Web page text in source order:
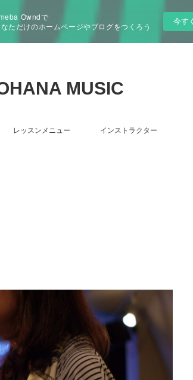
Owndで
ただけのホームページやブログをつくろう
今す
MUSIC
レッスンメニュー インストラクター